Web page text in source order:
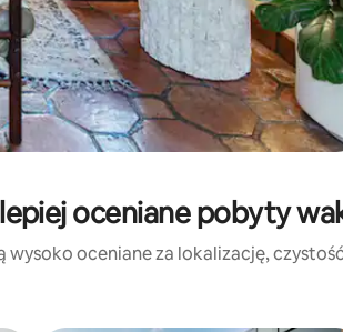
oceniane pobyty
wysoko oceniane za lokalizację,